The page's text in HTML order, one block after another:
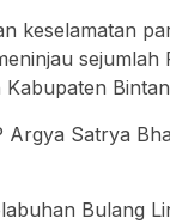
keselamatan
sejumlah
Kabupaten
Argya Satrya
Bulang